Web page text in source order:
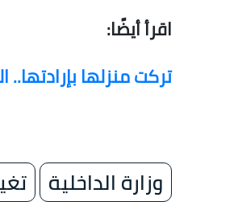
اقرأ أيضًا:
تركت منزلها
وزارة الداخلية